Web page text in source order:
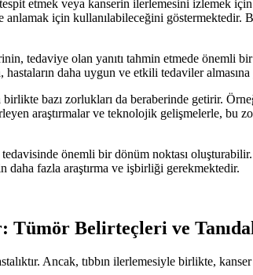
etmek veya kanserin ilerlemesini izlemek
için kullanılabileceğini
tedaviye olan yanıtı tahmin etmede
daha uygun ve etkili tedaviler
bazı zorlukları da beraberinde getirir.
araştırmalar ve teknolojik gelişmelerle, bu
önemli bir dönüm noktası
fazla araştırma ve işbirliği gerekmektedir.
Tümör Belirteçleri ve
Ancak, tıbbın ilerlemesiyle birlikte,